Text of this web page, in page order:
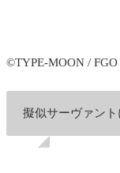
©TYPE-MOON / FGO
擬似サーヴァン